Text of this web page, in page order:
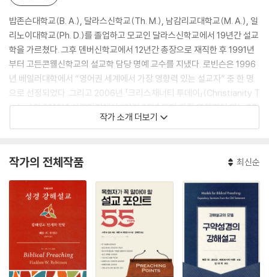
밥존슨대학교(B. A.), 달라스신학교(Th. M.), 남감리교대학교(M. A.), 일
리노이대학교(Ph. D.)를 졸업하고 모교인 달라스신학교에서 19년간 설교
학을 가르쳤다. 그후 덴버신학교에서 12년간 총장으로 재직한 후 1991년
부터 고든콘웰신학교의 설교학 담당 명예 교수를 지냈다. 로빈슨은 1996
년 베일러대학에서 “영어권 세계에서 가장 영향력 있는 설교자” 중 한 명
으로 선정되었다. 그리고 2006년 「크리스채너티 투데이」(Christianity T
oday)와 2010년 설교잡지에서 “과거 25년 동안 가장 영향력이 있는 25
명의 설교자” 중의 한 명으로 선정되었다. 역작 『강해 설교』(Biblical Prea
Preaching) 등 다수의 저서와 기고문을 남겼다.
작가 소개 더보기
작가의 전체작품 최신순